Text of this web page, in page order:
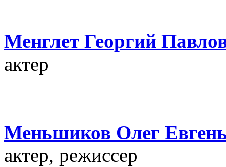
Менглет Георгий
актер
Меньшиков Олег
актер, режисcер